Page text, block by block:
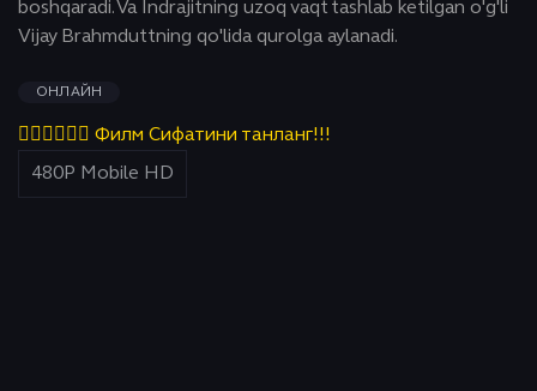
boshqaradi. Va Indrajitning uzoq vaqt tashlab ketilgan o'g'li
Vijay Brahmduttning qo'lida qurolga aylanadi.
ОНЛАЙН
👇🏻👇🏻👇🏻 Филм Сифатини танланг!!!